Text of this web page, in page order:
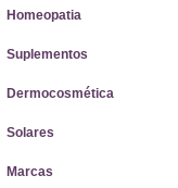
Homeopatia
Suplementos
Dermocosmética
Solares
Marcas